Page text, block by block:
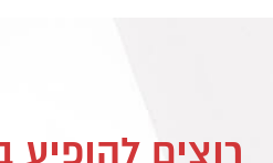
רוצים